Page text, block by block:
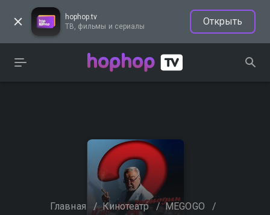
hophop.tv
ТВ, фильмы и сериалы
Открыть
Главная / Кинотеатр / MEGOGO /